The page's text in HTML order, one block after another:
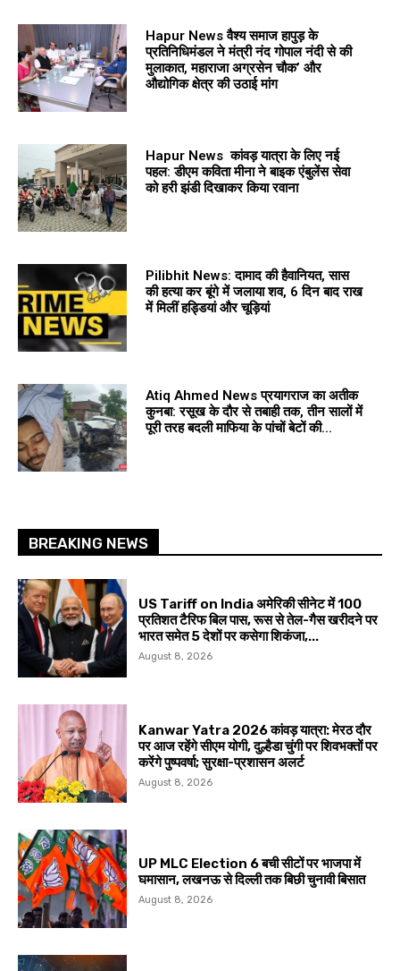
Hapur News वैश्य समाज हापुड़ के
प्रतिनिधिमंडल ने मंत्री नंद गोपाल नंदी से की
मुलाकात, महाराजा अग्रसेन चौक’ और
औद्योगिक क्षेत्र की उठाई मांग
Hapur News कांवड़ यात्रा के लिए नई
पहल: डीएम कविता मीना ने बाइक एंबुलेंस सेवा
को हरी झंडी दिखाकर किया रवाना
Pilibhit News: दामाद की हैवानियत, सास
की हत्या कर बूंगे में जलाया शव, 6 दिन बाद राख
में मिलीं हड्डियां और चूड़ियां
Atiq Ahmed News प्रयागराज का अतीक
कुनबा: रसूख के दौर से तबाही तक, तीन सालों में
पूरी तरह बदली माफिया के पांचों बेटों की...
BREAKING NEWS
US Tariff on India अमेरिकी सीनेट में 100
प्रतिशत टैरिफ बिल पास, रूस से तेल-गैस खरीदने पर
भारत समेत 5 देशों पर कसेगा शिकंजा,...
August 8, 2026
Kanwar Yatra 2026 कांवड़ यात्रा: मेरठ दौर
पर आज रहेंगे सीएम योगी, दुल्हैडा चुंगी पर शिवभक्तों पर
करेंगे पुष्पवर्षा; सुरक्षा-प्रशासन अलर्ट
August 8, 2026
UP MLC Election 6 बची सीटों पर भाजपा में
घमासान, लखनऊ से दिल्ली तक बिछी चुनावी बिसात
August 8, 2026